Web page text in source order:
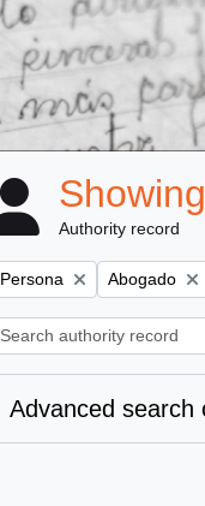
Authority record
Remove filter:
Persona Remove filter:
Abogado
Advanced search